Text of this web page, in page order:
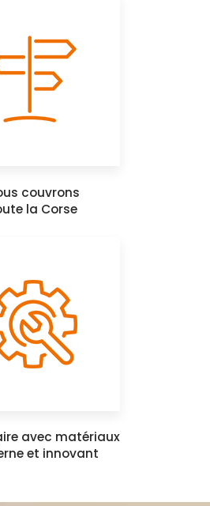
couvrons
la Corse
avec matériaux
et innovant